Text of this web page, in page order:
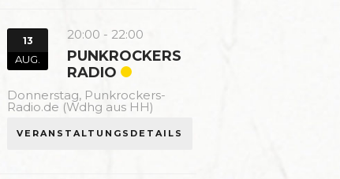
13
AUG.
20:00 - 22:00
PUNKROCKERS
RADIO
Donnerstag, Punkrockers-
Radio.de (Wdhg aus HH)
VERANSTALTUNGSDETAILS